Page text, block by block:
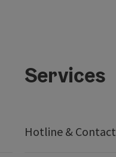
Services
Hotline & Contact